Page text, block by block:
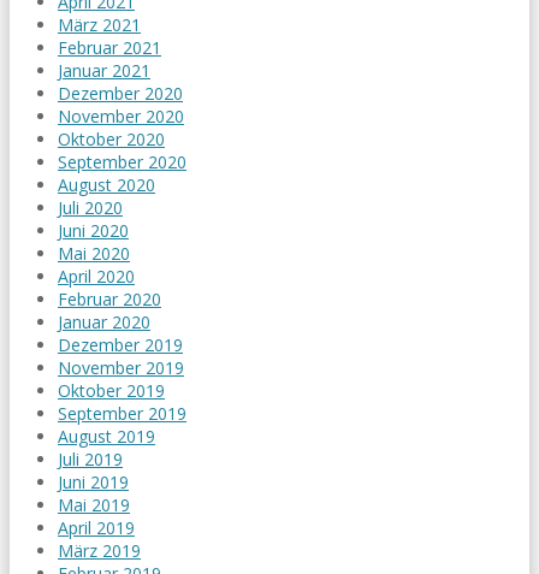
März 2021
Februar 2021
Januar 2021
Dezember 2020
November 2020
Oktober 2020
September 2020
August 2020
Juli 2020
Juni 2020
Mai 2020
April 2020
Februar 2020
Januar 2020
Dezember 2019
November 2019
Oktober 2019
September 2019
August 2019
Juli 2019
Juni 2019
Mai 2019
April 2019
März 2019